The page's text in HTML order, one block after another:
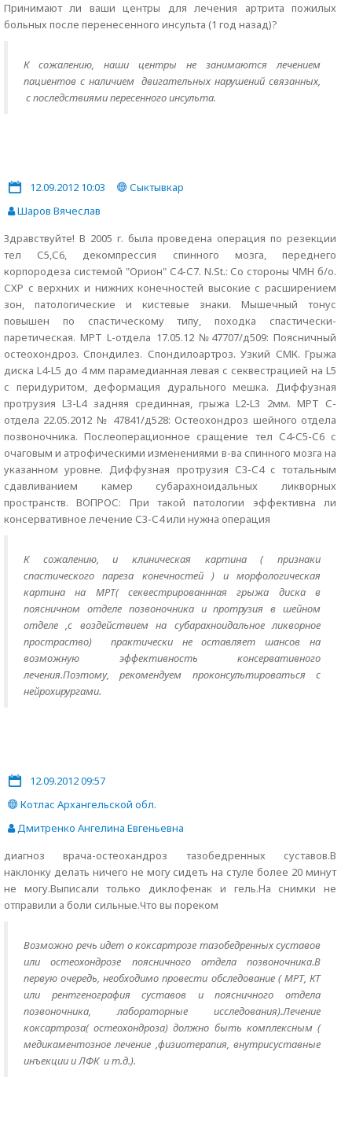
Принимают ли ваши центры для лечения артрита пожилых
больных после перенесенного инсульта (1 год назад)?
К сожалению, наши центры не занимаются лечением
пациентов с наличием двигательных нарушений связанных,
с последствиями пересенного инсульта.
12.09.2012 10:03
Сыктывкар
Шаров Вячеслав
Здравствуйте! В 2005 г. была проведена операция по резекции
тел С5,С6, декомпрессия спинного мозга, переднего
корпородеза системой "Орион" С4-С7. N.St.: Со стороны ЧМН б/о.
СХР с верхних и нижних конечностей высокие с расширением
зон, патологические и кистевые знаки. Мышечный тонус
повышен по спастическому типу, походка спастически-
паретическая. МРТ L-отдела 17.05.12 №47707/д509: Поясничный
остеохондроз. Спондилез. Спондилоартроз. Узкий СМК. Грыжа
диска L4-L5 до 4 мм парамедианная левая с секвестрацией на L5
с перидуритом, деформация дурального мешка. Диффузная
протрузия L3-L4 задняя срединная, грыжа L2-L3 2мм. МРТ С-
отдела 22.05.2012 № 47841/д528: Остеохондроз шейного отдела
позвоночника. Послеоперационное сращение тел С4-С5-С6 с
очаговым и атрофическими изменениями в-ва спинного мозга на
указанном уровне. Диффузная протрузия С3-С4 с тотальным
сдавливанием камер субарахноидальных ликворных
пространств. ВОПРОС: При такой патологии эффективна ли
консервативное лечение С3-С4 или нужна операция
К сожалению, и клиническая картина ( признаки
спастического пареза конечностей ) и морфологическая
картина на МРТ( секвестрированнная грыжа диска в
поясничном отделе позвоночника и протрузия в шейном
отделе ,с воздействием на субарахноидальное ликворное
простраство) практически не оставляет шансов на
возможную эффективность консервативного
лечения.Поэтому, рекомендуем проконсультироваться с
нейрохирургами.
12.09.2012 09:57
Котлас Архангельской обл.
Дмитренко Ангелина Евгеньевна
диагноз врача-остеохандроз тазобедренных суставов.В
наклонку делать ничего не могу сидеть на стуле более 20 минут
не могу.Выписали только диклофенак и гель.На снимки не
отправили а боли сильные.Что вы пореком
Возможно речь идет о коксартрозе тазобедренных суставов
или остеохондрозе поясничного отдела позвоночника.В
первую очередь, необходимо провести обследование ( МРТ, КТ
или рентгенография суставов и поясничного отдела
позвоночника, лабораторные исследования).Лечение
коксартроза( остеохондроза) должно быть комплексным (
медикаментозное лечение ,физиотерапия, внутрисуставные
инъекции и ЛФК и т.д.).